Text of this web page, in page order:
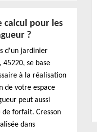
calcul pour les
?
d'un jardinier
45220, se base
à la réalisation
de votre espace
peut aussi
forfait. Cresson
dans